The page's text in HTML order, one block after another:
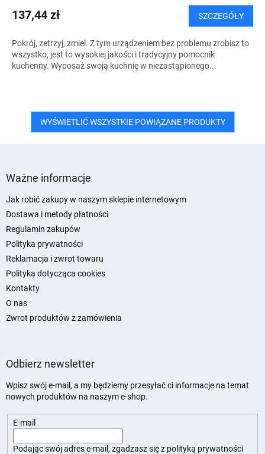
137,44 zł SZCZEGÓŁY
Pokrój, zetrzyj, zmiel. Z tym urządzeniem bez problemu zrobisz to
wszystko, jest to wysokiej jakości i tradycyjny pomocnik
kuchenny. Wyposaż swoją kuchnię w niezastąpionego...
WYŚWIETLIĆ WSZYSTKIE POWIĄZANE PRODUKTY
Ważne informacje
Jak robić zakupy w naszym sklepie internetowym
Dostawa i metody płatności
Regulamin zakupów
Polityka prywatności
Reklamacja i zwrot towaru
Polityka dotycząca cookies
Kontakty
O nas
Zwrot produktów z zamówienia
Odbierz newsletter
Wpisz swój e-mail, a my będziemy przesyłać ci informacje na temat
nowych produktów na naszym e-shop.
E-mail
Podając swój adres e-mail, zgadzasz się z polityką prywatności